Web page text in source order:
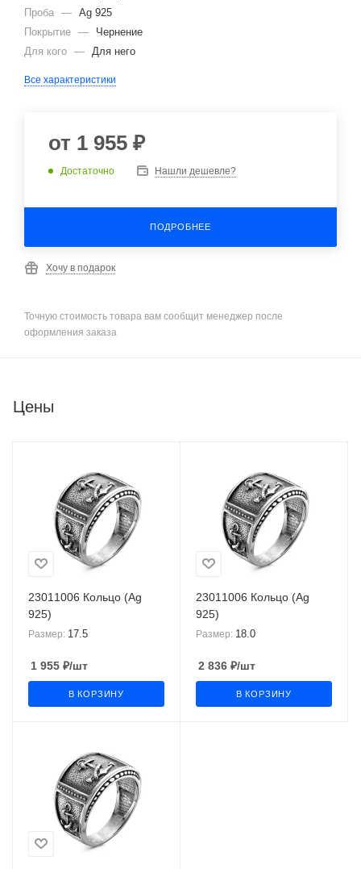
Проба — Ag 925
Покрытие —
Чернение
Для кого — Для него
Все характеристики
от 1 955 ₽
Достаточно Нашли дешевле?
ПОДРОБНЕЕ
Хочу в подарок
Точную стоимость товара вам сообщит менеджер после
оформления заказа
Цены
23011006 Кольцо (Ag
925)
Размер: 17.5
1 955 ₽/шт
В КОРЗИНУ
23011006 Кольцо (Ag
925)
Размер: 18.0
2 836 ₽/шт
В КОРЗИНУ